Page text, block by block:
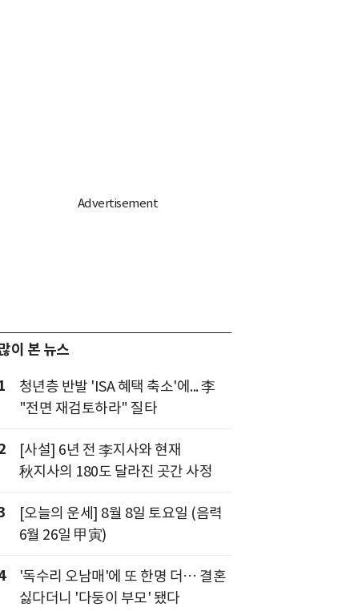
이 본 뉴스
청년층 반발 'ISA 혜택 축소'에... 李
"전면 재검토하라" 질타
[사설] 6년 전 李지사와 현재
秋지사의 180도 달라진 곳간 사정
[오늘의 운세] 8월 8일 토요일 (음력
6월 26일 甲寅)
'독수리 오남매'에 또 한명 더… 결혼
싫다더니 '다둥이 부모' 됐다